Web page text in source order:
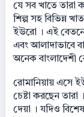
যে সব খাতে তারা
শিল্প সহ বিভিন্ন
ইউরো । এই
এবং আলাদাভাবে
অনেক বাংলাদেশী
রোমানিয়ায় এসে
চেষ্টা করছেন
দেয়া । যদিও